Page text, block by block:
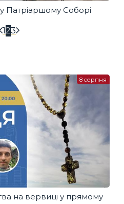
Патріаршому Соборі
123
на вервиці у прямому
8 серпня